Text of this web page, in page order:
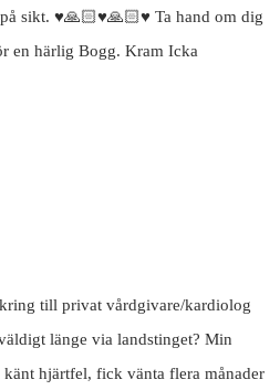
sikt. ♥️🙏🏻♥️🙏🏻♥️ Ta hand om dig
en härlig Bogg. Kram Icka
till privat vårdgivare/kardiolog
länge via landstinget? Min
känt hjärtfel, fick vänta flera månader